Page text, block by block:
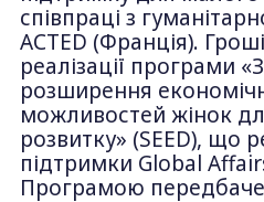
співпраці з
АСТЕD (Франція).
реалізації програми
розширення
можливостей жінок
розвитку» (SEED), що
підтримки Global
Програмою